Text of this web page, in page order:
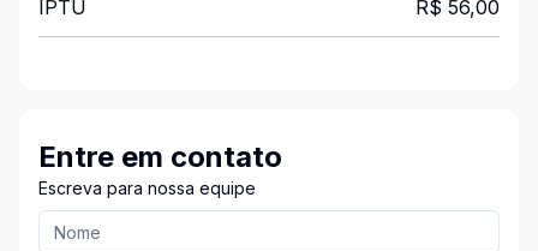
IPTU R$ 56,00
Entre em contato
Escreva para nossa equipe